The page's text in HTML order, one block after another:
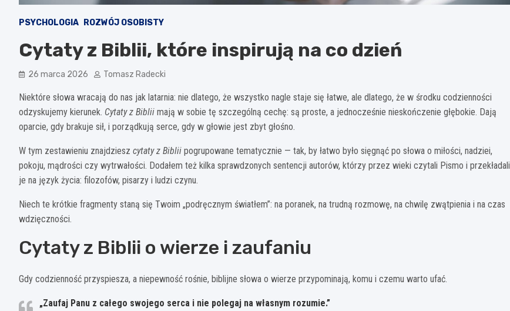
PSYCHOLOGIA ROZWÓJ OSOBISTY
Cytaty z Biblii, które inspirują na co dzień
26 marca 2026 Tomasz Radecki
Niektóre słowa wracają do nas jak latarnia: nie dlatego, że wszystko nagle staje się łatwe, ale dlatego, że w środku codzienności
odzyskujemy kierunek. Cytaty z Biblii mają w sobie tę szczególną cechę: są proste, a jednocześnie nieskończenie głębokie. Dają
oparcie, gdy brakuje sił, i porządkują serce, gdy w głowie jest zbyt głośno.
W tym zestawieniu znajdziesz cytaty z Biblii pogrupowane tematycznie — tak, by łatwo było sięgnąć po słowa o miłości, nadziei,
pokoju, mądrości czy wytrwałości. Dodałem też kilka sprawdzonych sentencji autorów, którzy przez wieki czytali Pismo i przekładali
je na język życia: filozofów, pisarzy i ludzi czynu.
Niech te krótkie fragmenty staną się Twoim „podręcznym światłem”: na poranek, na trudną rozmowę, na chwilę zwątpienia i na czas
wdzięczności.
Cytaty z Biblii o wierze i zaufaniu
Gdy codzienność przyspiesza, a niepewność rośnie, biblijne słowa o wierze przypominają, komu i czemu warto ufać.
„Zaufaj Panu z całego swojego serca i nie polegaj na własnym rozumie.”